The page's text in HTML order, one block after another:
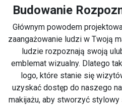
Budowanie
Głównym powodem
zaangażowanie ludzi w Twoją
ludzie rozpoznają swoją
emblemat wizualny. Dlatego
logo, które stanie się
uzyskać dostęp do naszego
makijażu, aby stworzyć